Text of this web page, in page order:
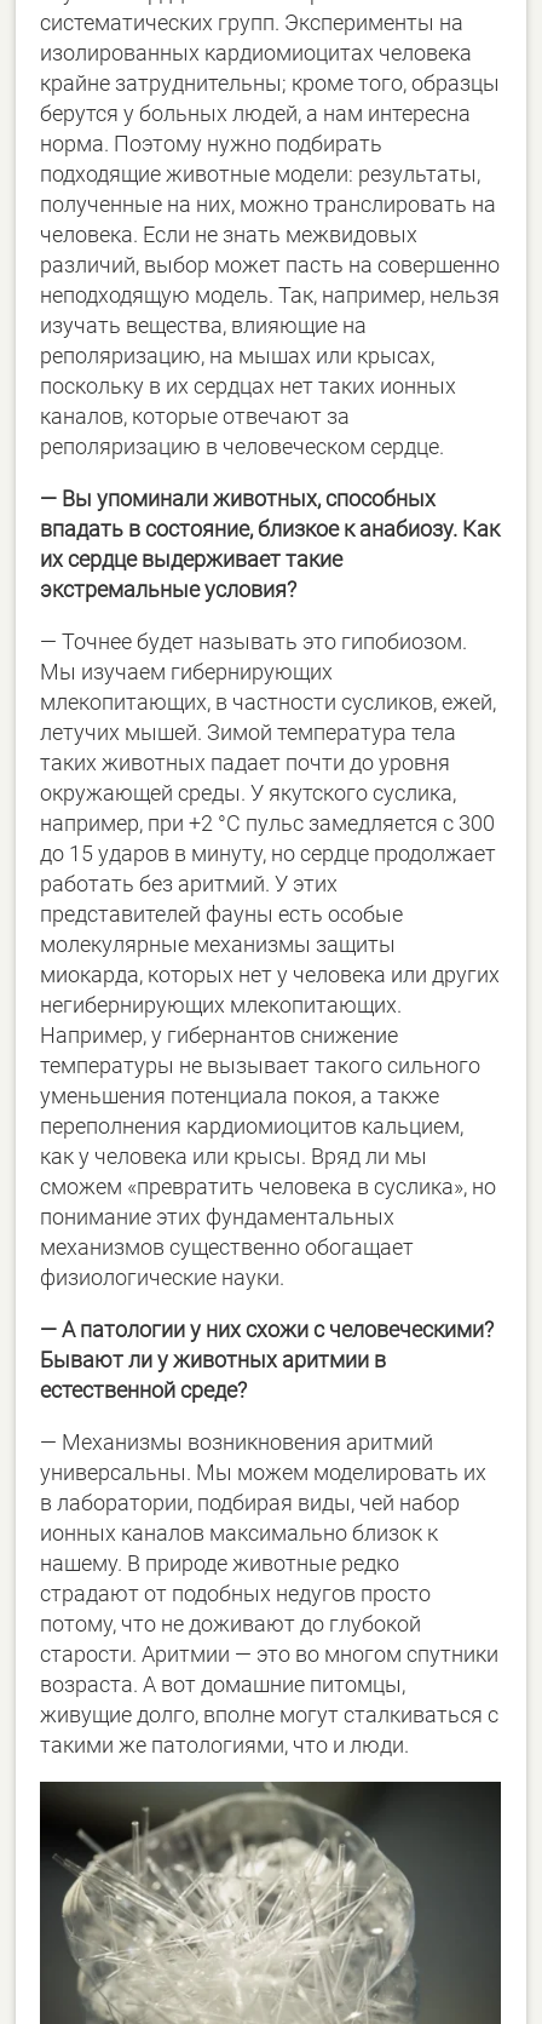
систематических групп. Эксперименты на
изолированных кардиомиоцитах человека
крайне затруднительны; кроме того, образцы
берутся у больных людей, а нам интересна
норма. Поэтому нужно подбирать
подходящие животные модели: результаты,
полученные на них, можно транслировать на
человека. Если не знать межвидовых
различий, выбор может пасть на совершенно
неподходящую модель. Так, например, нельзя
изучать вещества, влияющие на
реполяризацию, на мышах или крысах,
поскольку в их сердцах нет таких ионных
каналов, которые отвечают за
реполяризацию в человеческом сердце.
— Вы упоминали животных, способных
впадать в состояние, близкое к анабиозу. Как
их сердце выдерживает такие
экстремальные условия?
— Точнее будет называть это гипобиозом.
Мы изучаем гибернирующих
млекопитающих, в частности сусликов, ежей,
летучих мышей. Зимой температура тела
таких животных падает почти до уровня
окружающей среды. У якутского суслика,
например, при +2 °C пульс замедляется с 300
до 15 ударов в минуту, но сердце продолжает
работать без аритмий. У этих
представителей фауны есть особые
молекулярные механизмы защиты
миокарда, которых нет у человека или других
негибернирующих млекопитающих.
Например, у гибернантов снижение
температуры не вызывает такого сильного
уменьшения потенциала покоя, а также
переполнения кардиомиоцитов кальцием,
как у человека или крысы. Вряд ли мы
сможем «превратить человека в суслика», но
понимание этих фундаментальных
механизмов существенно обогащает
физиологические науки.
— А патологии у них схожи с человеческими?
Бывают ли у животных аритмии в
естественной среде?
— Механизмы возникновения аритмий
универсальны. Мы можем моделировать их
в лаборатории, подбирая виды, чей набор
ионных каналов максимально близок к
нашему. В природе животные редко
страдают от подобных недугов просто
потому, что не доживают до глубокой
старости. Аритмии — это во многом спутники
возраста. А вот домашние питомцы,
живущие долго, вполне могут сталкиваться с
такими же патологиями, что и люди.